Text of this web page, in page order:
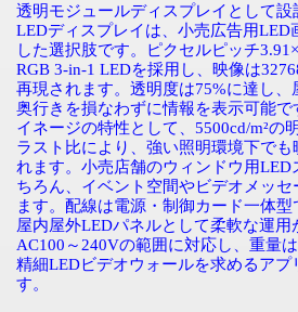
透明モジュールディスプレイとして
LEDディスプレイは、小売広告用LED
した選択肢です。ピクセルピッチ
RGB 3-in-1 LEDを採用し、映像は
再現されます。透明度は75%に達し、
奥行きを損なわずに情報を表示可能で
イネージの特性として、 5500cd/m²の
ラスト比により、強い照明環境下でも
れます。小売店舗のウィンドウ用LED
ちろん、イベント空間やビデオメッセ
ます。配線は電源・制御カード一体型
屋内屋外LEDパネルとして柔軟な運用
AC100 ～ 240Vの範囲に対応し、重量は
精細LEDビデオウォールを求めるア
す。